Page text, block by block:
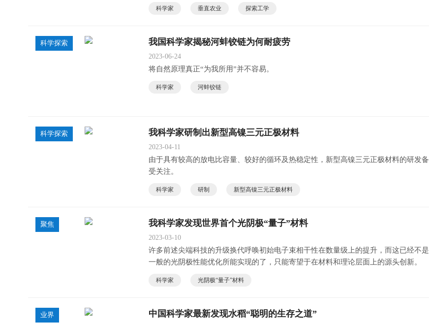
科学家 垂直农业 探索工学
科学探索 我国科学家揭秘河蚌铰链为何耐疲劳
2023-06-24
将自然原理真正“为我所用”并不容易。
科学家 河蚌铰链
科学探索 我科学家研制出新型高镍三元正极材料
2023-04-11
由于具有较高的放电比容量、较好的循环及热稳定性，新型高镍三元正极材料的研发备
受关注。
科学家 研制 新型高镍三元正极材料
聚焦 我科学家发现世界首个光阴极“量子”材料
2023-03-10
许多前述尖端科技的升级换代呼唤初始电子束相干性在数量级上的提升，而这已经不是
一般的光阴极性能优化所能实现的了，只能寄望于在材料和理论层面上的源头创新。
科学家 光阴极“量子”材料
业界 中国科学家最新发现水稻“聪明的生存之道”